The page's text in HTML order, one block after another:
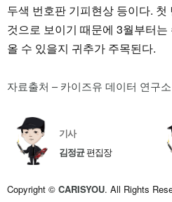
두색 번호판 기피현상 등이다.
것으로 보이기 때문에 3월부터
올 수 있을지 귀추가 주목된다.
자료출처 – 카이즈유 데이터 연구소
기사
김정균편집장
Copyright © CARISYOU. All Rights